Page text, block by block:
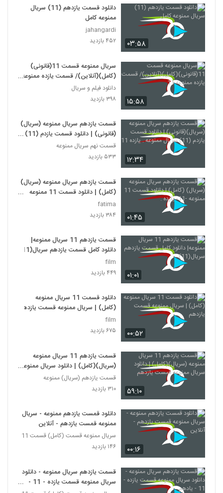
۰۳:۵۸
دانلود قسمت یازدهم (11) سریال
ممنوعه کامل
jahangardi
۴۵۲ بازدید
۱۵:۵۸
سریال ممنوعه قسمت 11(قانونی)
(کامل)(آنلاین)/ قسمت یازده ممنوعه
11
دانلود فیلم و سریال
۳۹۸ بازدید
۱۲:۳۴
قسمت یازدهم سریال ممنوعه (سریال)
(قانونی) | دانلود قسمت یازدم (11)
سریال ممنوعه . یازده 11
قسمت نهم سریال ممنوعه
۵۳۳ بازدید
۰۱:۴۵
قسمت یازدهم سریال ممنوعه (سریال)
(کامل) | دانلود قسمت 11 ممنوعه
-11- یازده .
fatima
۳۸۴ بازدید
۰۱:۰۱
قسمت یازدهم 11 سریال ممنوعه|
دانلود کامل قسمت یازدهم سریال(11)
film
۴۴۹ بازدید
۰۰:۵۲
دانلود قسمت 11 سریال ممنوعه
(کامل) | سریال ممنوعه قسمت یازدهم
film
۶۷۵ بازدید
۵۹:۱۰
قسمت یازدهم 11 سریال ممنوعه
(سریال)(کامل) | دانلود سریال ممنوعه
قمست یازدهم
قسمت یازدهم (سریال) ممنوعه
۳۱۰ بازدید
۰۰:۱۶
دانلود قمست یازدهم ممنوعه - سریال
ممنوعه قمست یازدهم - آنلاین
سریال ممنوعه قسمت (کامل) قسمت 11
۱۴۶ بازدید
قسمت یازدهم سریال ممنوعه - دانلود
سریال ممنوعه قسمت یازده - 11 -